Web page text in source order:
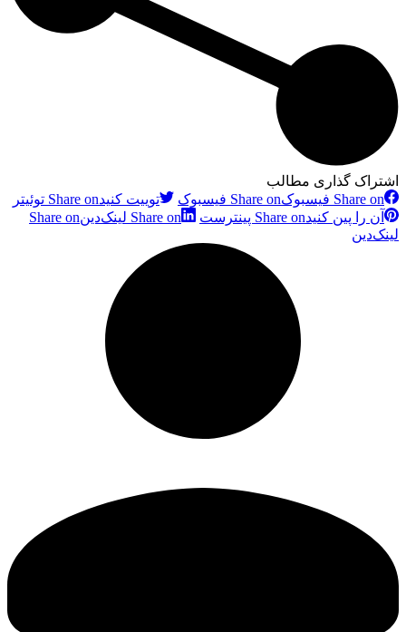
اشتراک گذاری مطالب
Share on فیسبوک
Share on فیسبوک توییت کنیدShare on توئیتر
آن را پین کنیدShare on پینترست Share on لینک‌دین
Share on
لینک‌دین